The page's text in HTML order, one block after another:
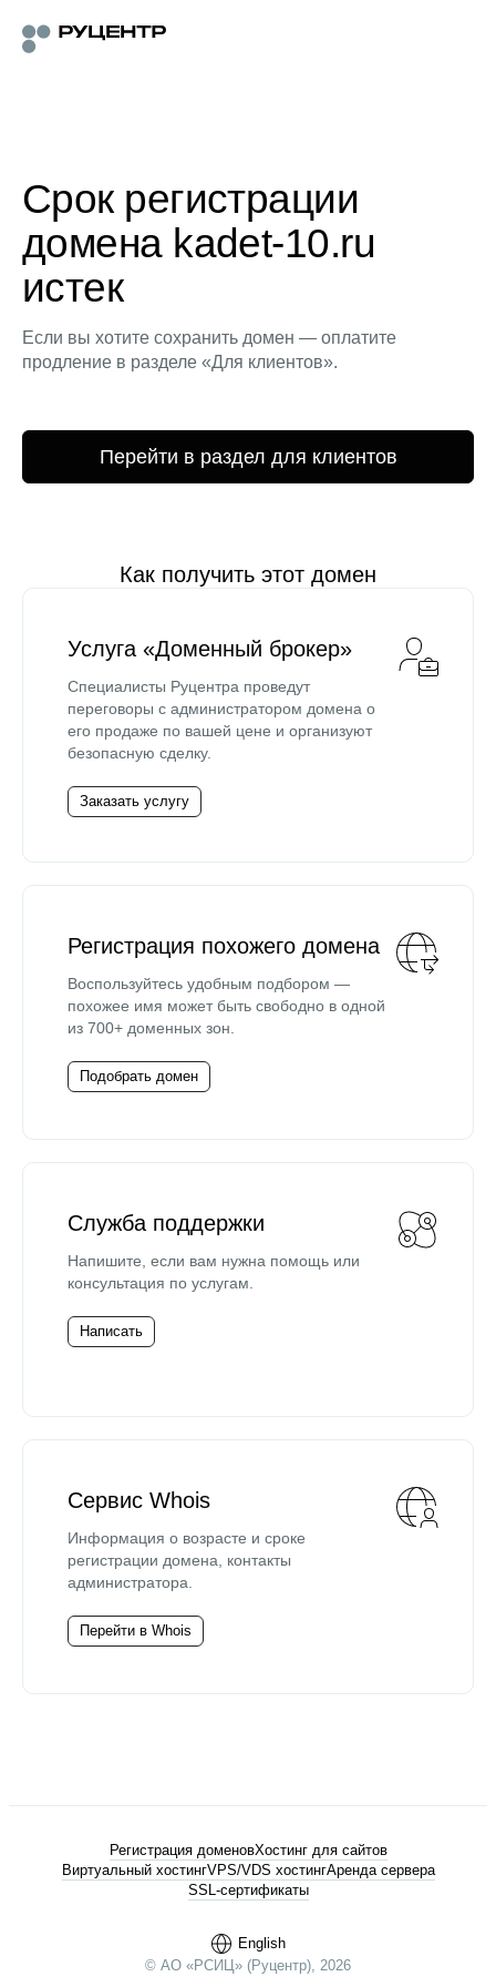
Срок регистрации
домена kadet-10.ru
истек
Если вы хотите сохранить домен — оплатите
продление в разделе «Для клиентов».
Перейти в раздел для клиентов
Как получить этот домен
Услуга «Доменный брокер»
Специалисты Руцентра проведут
переговоры с администратором домена о
его продаже по вашей цене и организуют
безопасную сделку.
Заказать услугу
Регистрация похожего домена
Воспользуйтесь удобным подбором —
похожее имя может быть свободно в одной
из 700+ доменных зон.
Подобрать домен
Служба поддержки
Напишите, если вам нужна помощь или
консультация по услугам.
Написать
Сервис Whois
Информация о возрасте и сроке
регистрации домена, контакты
администратора.
Перейти в Whois
English
© АО «РСИЦ» (Руцентр), 2026
Регистрация доменовХостинг для сайтов
Виртуальный хостингVPS/VDS хостингАренда сервера
SSL-сертификаты